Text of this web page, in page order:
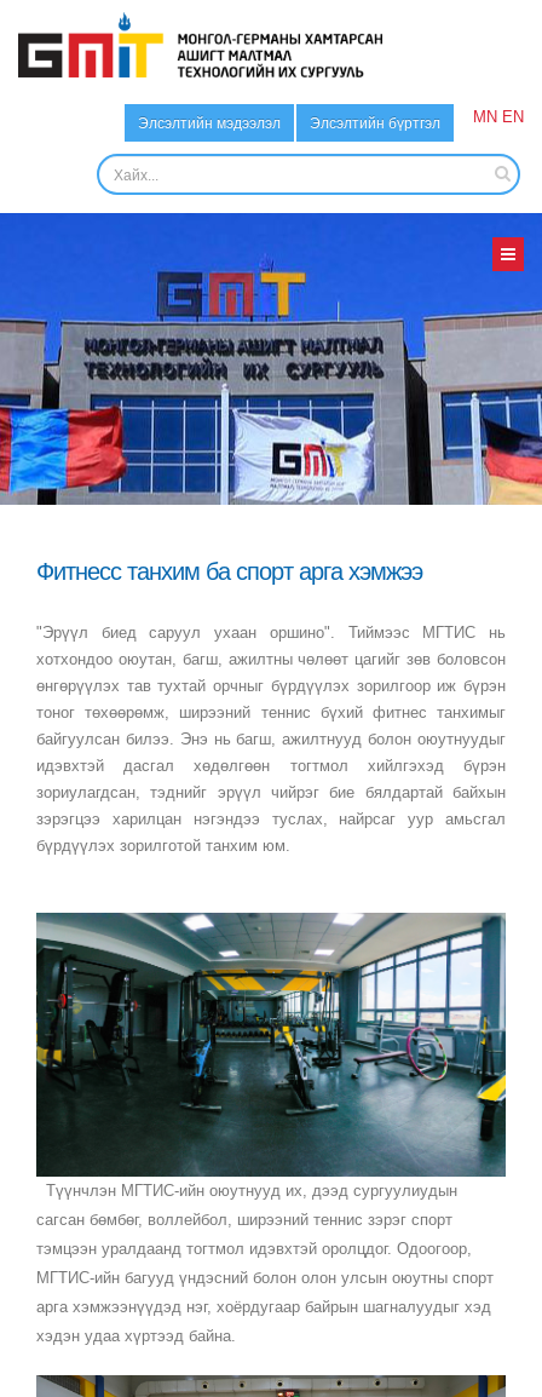
Элсэлтийн мэдээлэл Элсэлтийн бүртгэл MN EN
Фитнесс танхим ба спорт арга хэмжээ
"Эрүүл биед саруул ухаан оршино". Тиймээс МГТИС нь
хотхондоо оюутан, багш, ажилтны чөлөөт цагийг зөв боловсон
өнгөрүүлэх тав тухтай орчныг бүрдүүлэх зорилгоор иж бүрэн
тоног төхөөрөмж, ширээний теннис бүхий фитнес танхимыг
байгуулсан билээ. Энэ нь багш, ажилтнууд болон оюутнуудыг
идэвхтэй дасгал хөдөлгөөн тогтмол хийлгэхэд бүрэн
зориулагдсан, тэднийг эрүүл чийрэг бие бялдартай байхын
зэрэгцээ харилцан нэгэндээ туслах, найрсаг уур амьсгал
бүрдүүлэх зорилготой танхим юм.
Түүнчлэн МГТИС-ийн оюутнууд их, дээд сургуулиудын
сагсан бөмбөг, воллейбол, ширээний теннис зэрэг спорт
тэмцээн уралдаанд тогтмол идэвхтэй оролцдог. Одоогоор,
МГТИС-ийн багууд үндэсний болон олон улсын оюутны спорт
арга хэмжээнүүдэд нэг, хоёрдугаар байрын шагналуудыг хэд
хэдэн удаа хүртээд байна.